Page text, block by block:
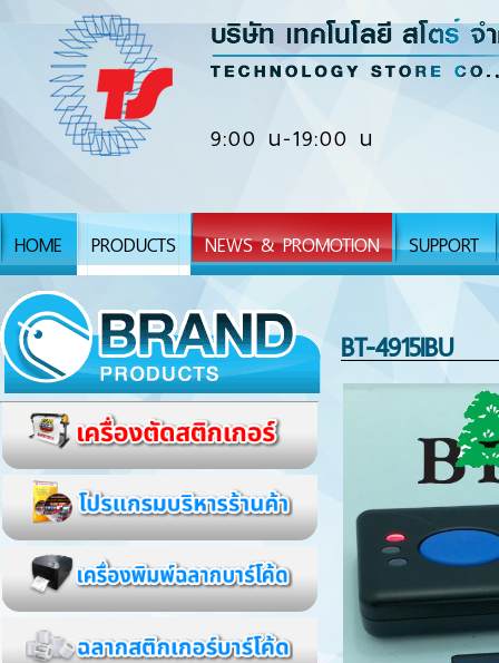
9:00 น-19:00 น
HOME PRODUCTS NEWS & PROMOTION SUPPORT
BT-4915IBU